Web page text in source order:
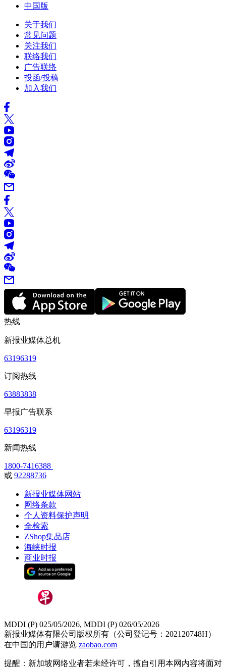
中国版
关于我们
常见问题
关注我们
联络我们
广告联络
投函/投稿
加入我们
热线
新报业媒体总机
63196319
订阅热线
63883838
早报广告联系
63196319
新闻热线
1800-7416388
或 92288736
新报业媒体网站
网络条款
个人资料保护声明
全检索
ZShop集品店
海峡时报
商业时报
MDDI (P) 025/05/2026, MDDI (P) 026/05/2026
新报业媒体有限公司版权所有（公司登记号：202120748H）
在中国的用户请游览 zaobao.com
提醒：新加坡网络业者若未经许可，擅自引用本网内容将面对